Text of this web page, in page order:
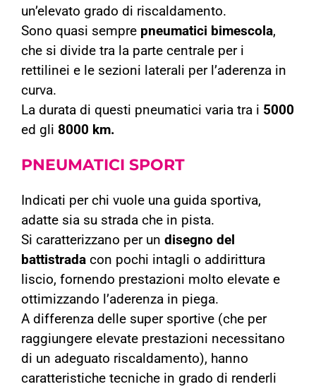
un’elevato grado di riscaldamento.
Sono quasi sempre pneumatici bimescola,
che si divide tra la parte centrale per i
rettilinei e le sezioni laterali per l’aderenza in
curva.
La durata di questi pneumatici varia tra i 5000
ed gli 8000 km.
PNEUMATICI SPORT
Indicati per chi vuole una guida sportiva,
adatte sia su strada che in pista.
Si caratterizzano per un disegno del
battistrada con pochi intagli o addirittura
liscio, fornendo prestazioni molto elevate e
ottimizzando l’aderenza in piega.
A differenza delle super sportive (che per
raggiungere elevate prestazioni necessitano
di un adeguato riscaldamento), hanno
caratteristiche tecniche in grado di renderli